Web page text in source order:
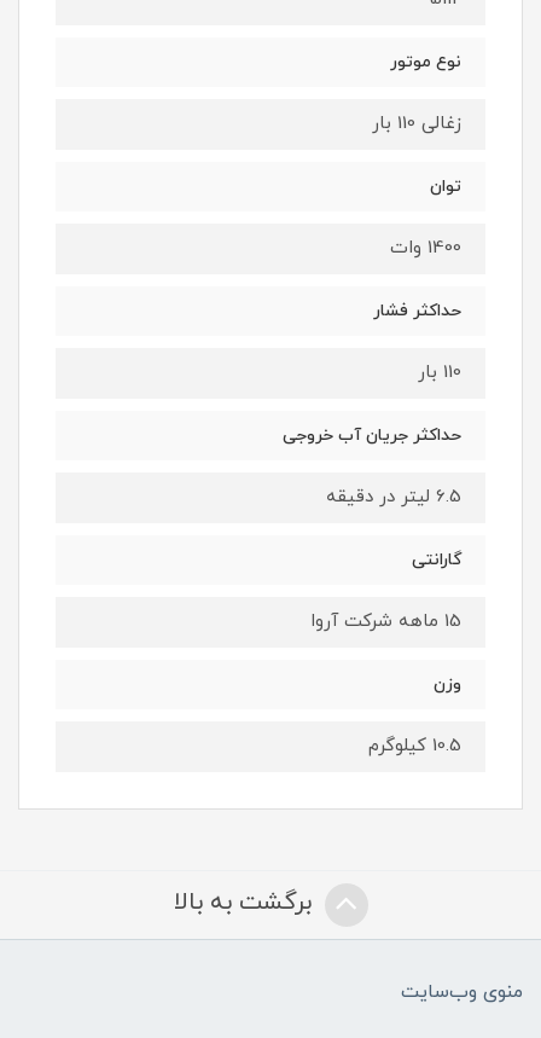
نوع موتور
زغالی 110 بار
توان
1400 وات
حداکثر فشار
110 بار
حداکثر جریان آب خروجی
6.5 لیتر در دقیقه
گارانتی
15 ماهه شرکت آروا
وزن
10.5 کیلوگرم
برگشت به بالا
منوی وب‌سایت